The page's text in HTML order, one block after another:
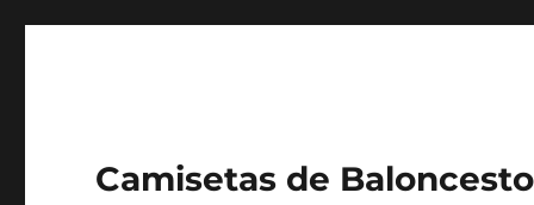
Camisetas de